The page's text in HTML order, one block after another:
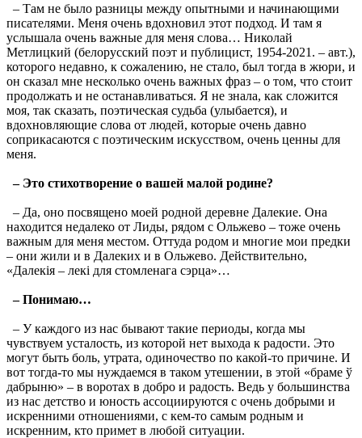
– Там не было разницы между опытными и начинающими
писателями. Меня очень вдохновил этот подход. И там я
услышала очень важные для меня слова… Николай
Метлицкий (белорусский поэт и публицист, 1954-2021. – авт.),
которого недавно, к сожалению, не стало, был тогда в жюри, и
он сказал мне несколько очень важных фраз – о том, что стоит
продолжать и не останавливаться. Я не знала, как сложится
моя, так сказать, поэтическая судьба (улыбается), и
вдохновляющие слова от людей, которые очень давно
соприкасаются с поэтическим искусством, очень ценны для
меня.
– Это стихотворение о вашей малой родине?
– Да, оно посвящено моей родной деревне Далекие. Она
находится недалеко от Лиды, рядом с Ольжево – тоже очень
важным для меня местом. Оттуда родом и многие мои предки
– они жили и в Далеких и в Ольжево. Действительно,
«Далекiя – лекi для стомленага сэрца»…
–Понимаю…
– У каждого из нас бывают такие периоды, когда мы
чувствуем усталость, из которой нет выхода к радости. Это
могут быть боль, утрата, одиночество по какой-то причине. И
вот тогда-то мы нуждаемся в таком утешении, в этой «браме ў
дабрыню» – в воротах в добро и радость. Ведь у большинства
из нас детство и юность ассоциируются с очень добрыми и
искренними отношениями, с кем-то самым родным и
искренним, кто примет в любой ситуации.